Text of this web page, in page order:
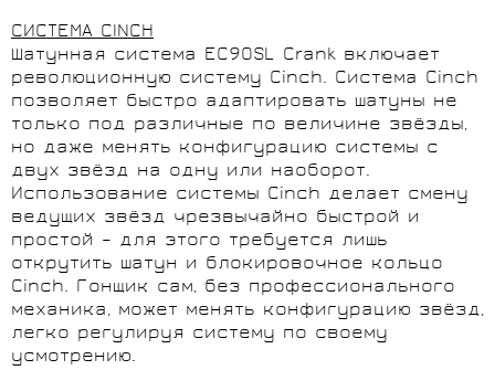
СИСТЕМА CINCH
Шатунная система EC90SL Crank включает
революционную систему Cinch. Система Cinch
позволяет быстро адаптировать шатуны не
только под различные по величине звёзды,
но даже менять конфигурацию системы с
двух звёзд на одну или наоборот.
Использование системы Cinch делает смену
ведущих звёзд чрезвычайно быстрой и
простой – для этого требуется лишь
открутить шатун и блокировочное кольцо
Cinch. Гонщик сам, без профессионального
механика, может менять конфигурацию звёзд,
легко регулируя систему по своему
усмотрению.